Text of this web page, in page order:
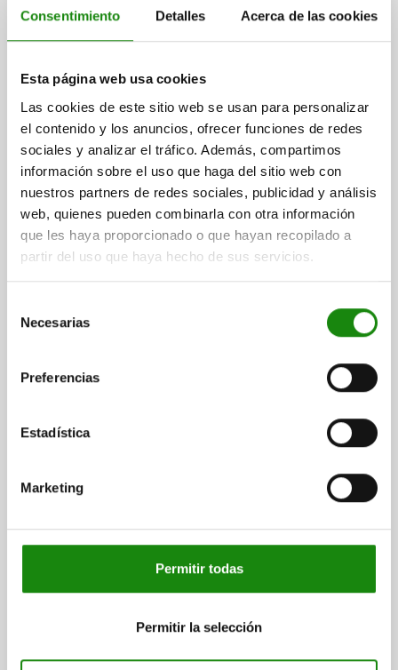
Consentimiento Detalles Acerca de las cookies
Esta página web usa cookies
Las cookies de este sitio web se usan para personalizar
el contenido y los anuncios, ofrecer funciones de redes
sociales y analizar el tráfico. Además, compartimos
información sobre el uso que haga del sitio web con
nuestros partners de redes sociales, publicidad y análisis
web, quienes pueden combinarla con otra información
que les haya proporcionado o que hayan recopilado a
partir del uso que haya hecho de sus servicios.
Necesarias
Preferencias
Estadística
Marketing
Permitir todas
Permitir la selección
ANCHURA=500 LONGITUD=1000 ALTURA=50
L6=900
AGUJERO DE REFERENCIA=12 ROSCA=M12
NÚMERO PERFORACIONES DE RETÍCULA=200
CANTIDAD EN DIRECCIÓN LONGITUDINAL=19
CANTIDAD EN DIRECCIÓN TRANSVERSAL=9
Referencia: 01126-21250100
$120,881.60
más IVA.
DETALLES
01126
PLACA DE BASE CON PERFORACIONES DE RETÍCU,
ANCHURA=600
NÚMERO PERFORACIONES DE RETÍCULA=288
CANTIDAD EN DIRECCIÓN LONGITUDINAL=23
$177,168.60